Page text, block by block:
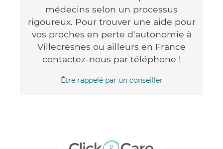
médecins selon un processus
rigoureux. Pour trouver une aide pour
vos proches en perte d'autonomie à
Villecresnes ou ailleurs en France
contactez-nous par téléphone !
Être rappelé par un conseiller